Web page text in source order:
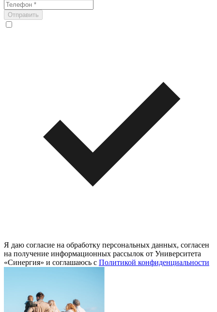
Отправить
Я даю согласие на обработку персональных данных, согласен
на получение информационных рассылок от Университета
«Синергия» и соглашаюсь c Политикой конфиденциальности